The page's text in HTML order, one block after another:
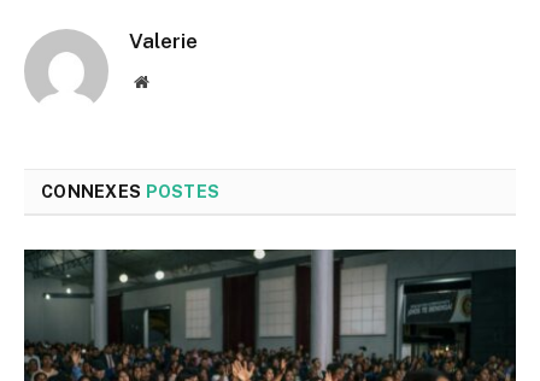
Valerie
Site
CONNEXES POSTES